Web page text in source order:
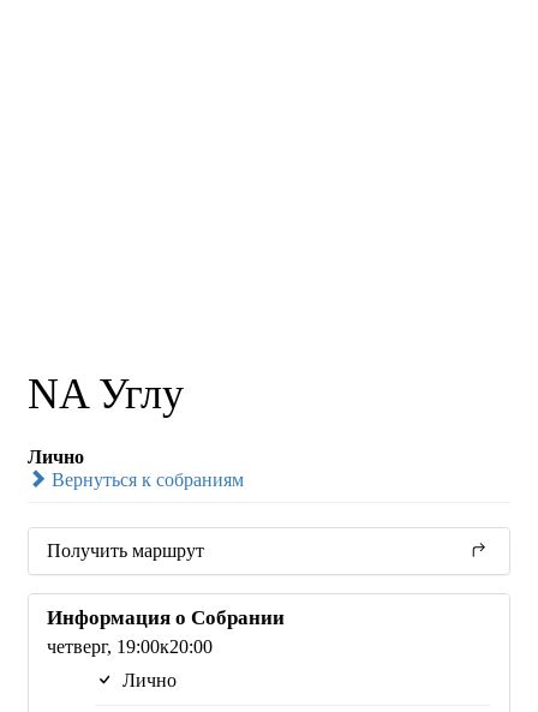
NA Углу
Лично
Вернуться к собраниям
Получить маршрут
Информация о Собрании
четверг, 19:00к20:00
Лично